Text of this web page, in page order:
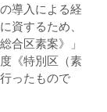
導入による経
資するため、
合区素案》」
《特別区（素
ったもので